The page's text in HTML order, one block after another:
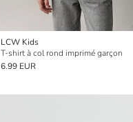
LCW Kids
T-shirt à col rond imprimé garçon
6.99 EUR